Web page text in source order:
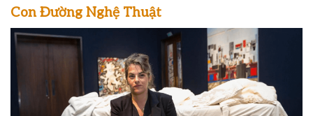
Con Đường Nghệ Thuật